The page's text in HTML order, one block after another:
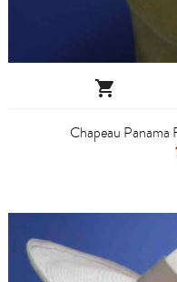

Chapeau Panama